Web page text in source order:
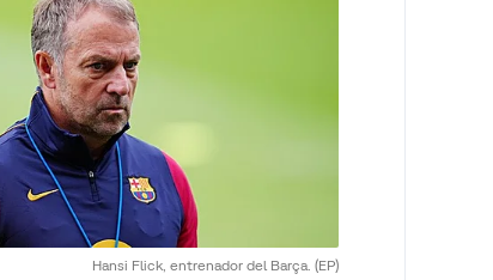
Hansi Flick, entrenador del Barça. (EP)